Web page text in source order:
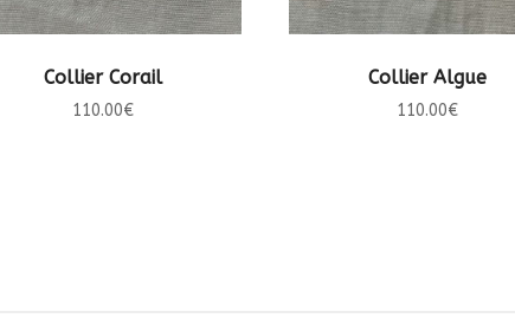
AJOUTER AU PANIER
Collier Corail
110.00€
LIRE LA SUITE
Collier Algue
110.00€